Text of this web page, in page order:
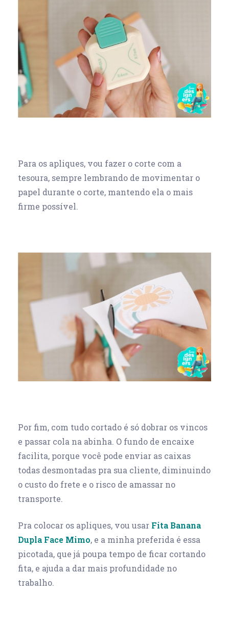
Para os apliques, vou fazer o corte com a
tesoura, sempre lembrando de movimentar o
papel durante o corte, mantendo ela o mais
firme possível.
Por fim, com tudo cortado é só dobrar os vincos
e passar cola na abinha. O fundo de encaixe
facilita, porque você pode enviar as caixas
todas desmontadas pra sua cliente, diminuindo
o custo do frete e o risco de amassar no
transporte.
Pra colocar os apliques, vou usar Fita Banana
Dupla Face Mimo, e a minha preferida é essa
picotada, que já poupa tempo de ficar cortando
fita, e ajuda a dar mais profundidade no
trabalho.